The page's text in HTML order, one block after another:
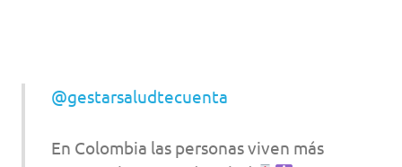
@gestarsaludtecuenta
En Colombia las personas viven más